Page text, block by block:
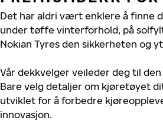
Det har aldri vært enklere å finne
under tøffe vinterforhold, på
Nokian Tyres den sikkerheten og
Vår dekkvelger veileder deg til
Bare velg detaljer om kjøretøyet
utviklet for å forbedre
innovasjon.